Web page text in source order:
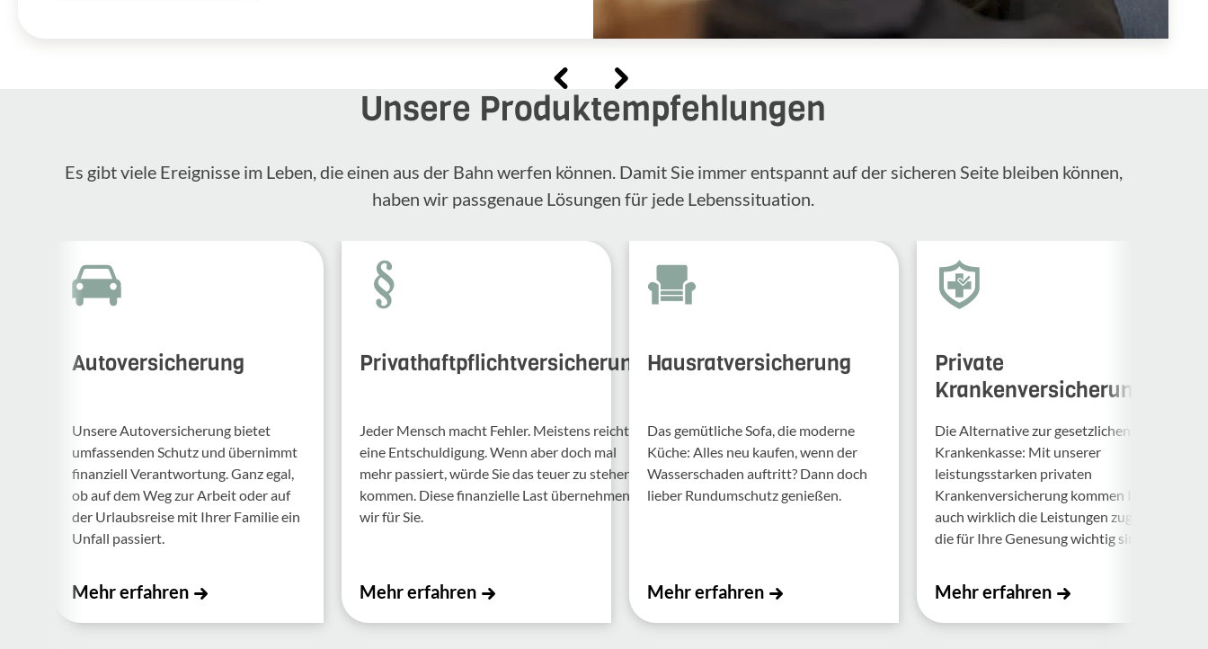
Unsere Produktempfehlungen
Es gibt viele Ereignisse im Leben, die einen aus der Bahn werfen können. Damit Sie immer entspannt auf der sicheren Seite bleiben können,
haben wir passgenaue Lösungen für jede Lebenssituation.
Autoversicherung
Unsere Auto­ver­si­che­rung bietet
umfas­senden Schutz und über­nimmt
finan­ziell Verant­wor­tung. Ganz egal,
ob auf dem Weg zur Arbeit oder auf
der Urlaubs­reise mit Ihrer Familie ein
Unfall passiert.
Mehr erfahren
Privathaftpflichtversicherung
Jeder Mensch macht Fehler. Meis­tens reicht
eine Entschul­di­gung. Wenn aber doch mal
mehr passiert, würde Sie das teuer zu stehen
kommen. Diese finan­zi­elle Last über­nehmen
wir für Sie.
Mehr erfahren
Hausratversicherung
Das gemütliche Sofa, die moderne
Küche: Alles neu kaufen, wenn der
Wasserschaden auftritt? Dann doch
lieber Rundumschutz genießen.
Mehr erfahren
Private
Krankenversicherung
Die Alternative zur gesetzlichen
Krankenkasse: Mit unserer
leistungsstarken privaten
Krankenversicherung kommen Ihnen
auch wirklich die Leistungen zugute,
die für Ihre Genesung wichtig sind.
Mehr erfahren